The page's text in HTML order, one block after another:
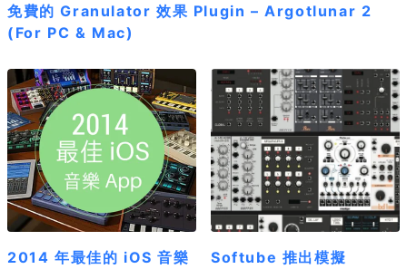
免費的 Granulator 效果 Plugin – Argotlunar 2
(For PC & Mac)
2014 年最佳的 iOS 音樂
Softube 推出模擬